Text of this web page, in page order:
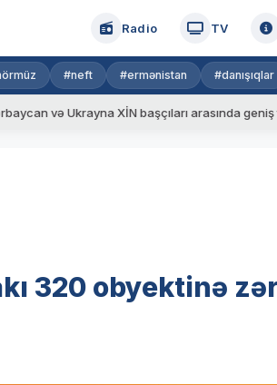
Radio TV
#neft #ermənistan #danışıqlar
Ukrayna XİN başçıları arasında geniş
320 obyektinə